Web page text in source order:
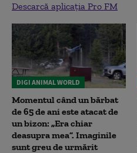
Descarcă aplicația Pro FM
DIGI ANIMAL WORLD
Momentul când un bărbat
de 65 de ani este atacat de
un bizon: „Era chiar
deasupra mea”. Imaginile
sunt greu de urmărit